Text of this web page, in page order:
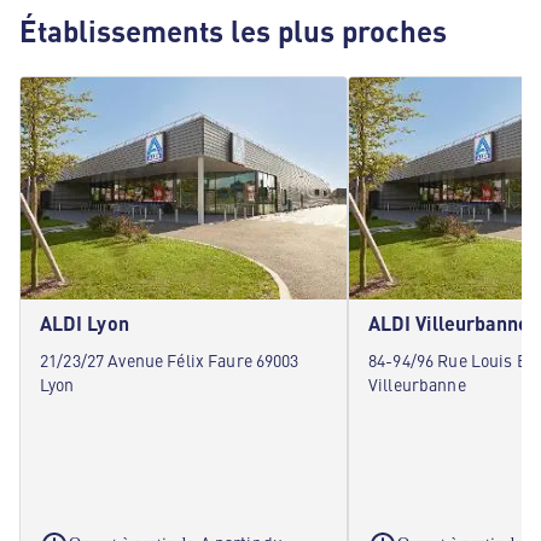
Établissements les plus proches
ALDI Lyon
21/23/27 Avenue Félix Faure 69003
Lyon
ALDI Villeurbanne
84-94/96 Rue Louis
Villeurbanne